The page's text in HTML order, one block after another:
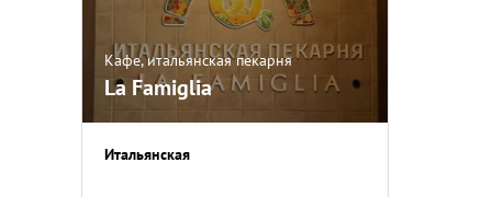
Кафе, итальянская пекарня
La Famiglia
Итальянская